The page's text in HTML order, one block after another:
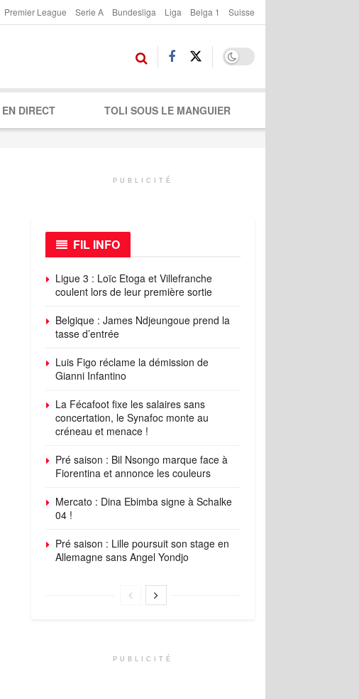
Premier League Serie A Bundesliga Liga Belga 1 Suisse
EN DIRECT TOLI SOUS LE MANGUIER
PUBLICITÉ
FIL INFO
Ligue 3 : Loïc Etoga et Villefranche
coulent lors de leur première sortie
Belgique : James Ndjeungoue prend la
tasse d’entrée
Luis Figo réclame la démission de
Gianni Infantino
La Fécafoot fixe les salaires sans
concertation, le Synafoc monte au
créneau et menace !
Pré saison : Bil Nsongo marque face à
Fiorentina et annonce les couleurs
Mercato : Dina Ebimba signe à Schalke
04 !
Pré saison : Lille poursuit son stage en
Allemagne sans Angel Yondjo
PUBLICITÉ